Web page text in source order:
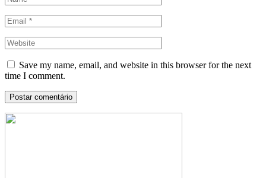
Save my name, email, and website in this browser for the next
time I comment.